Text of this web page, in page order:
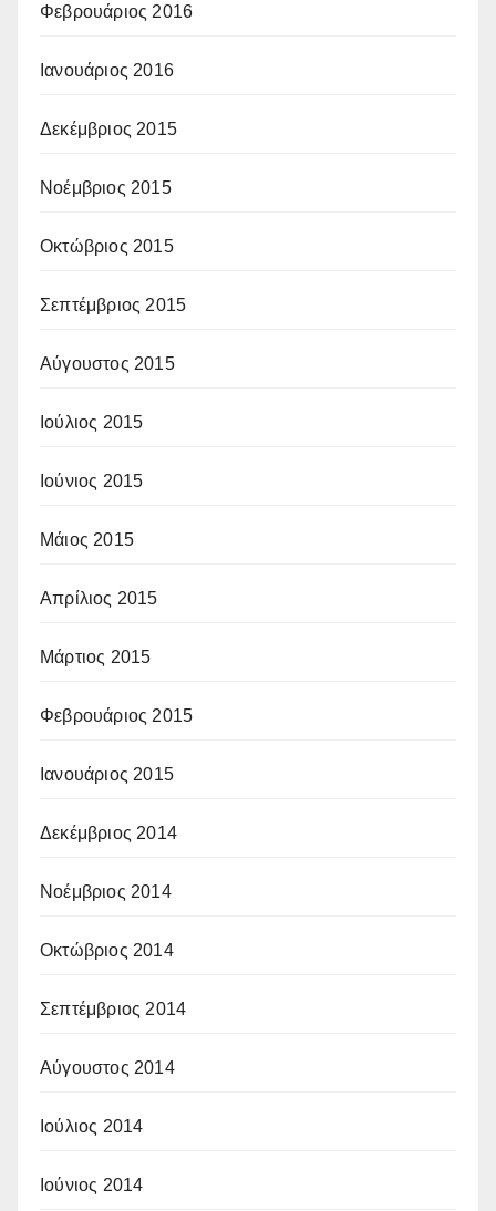
Φεβρουάριος 2016
Ιανουάριος 2016
Δεκέμβριος 2015
Νοέμβριος 2015
Οκτώβριος 2015
Σεπτέμβριος 2015
Αύγουστος 2015
Ιούλιος 2015
Ιούνιος 2015
Μάιος 2015
Απρίλιος 2015
Μάρτιος 2015
Φεβρουάριος 2015
Ιανουάριος 2015
Δεκέμβριος 2014
Νοέμβριος 2014
Οκτώβριος 2014
Σεπτέμβριος 2014
Αύγουστος 2014
Ιούλιος 2014
Ιούνιος 2014